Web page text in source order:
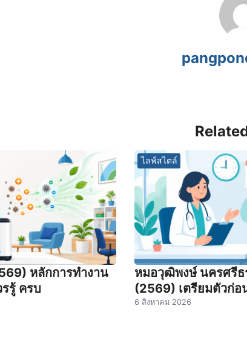
หลักการทำงาน
รู้ ครบ
ไลฟ์สไตล์
หมอวุฒิพงษ์ นครศรีธ
(2569) เตรียมตัวก่อ
6 สิงหาคม 2026